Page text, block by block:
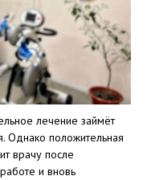
лечение займёт
Однако положительная
врачу после
и вновь